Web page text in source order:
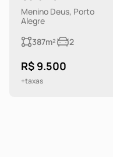
Menino Deus, Porto
Alegre
387m²
2
R$ 9.500
+taxas